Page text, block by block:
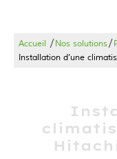
Accueil / Nos solutions/
Installation d’une